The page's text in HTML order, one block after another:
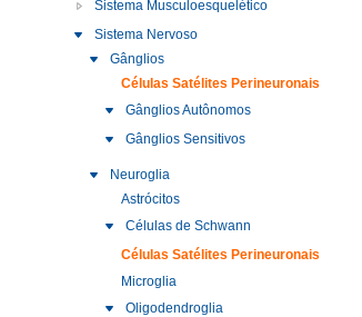
Sistema Musculoesquelético
Sistema Nervoso
Gânglios
Células Satélites Perineuronais
Gânglios Autônomos
Gânglios Sensitivos
Neuroglia
Astrócitos
Células de Schwann
Células Satélites Perineuronais
Microglia
Oligodendroglia